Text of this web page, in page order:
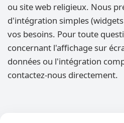
ou site web religieux. Nous
d'intégration simples
vos besoins. Pour toute
concernant l'affichage sur
données ou l'intégration
contactez-nous directement.